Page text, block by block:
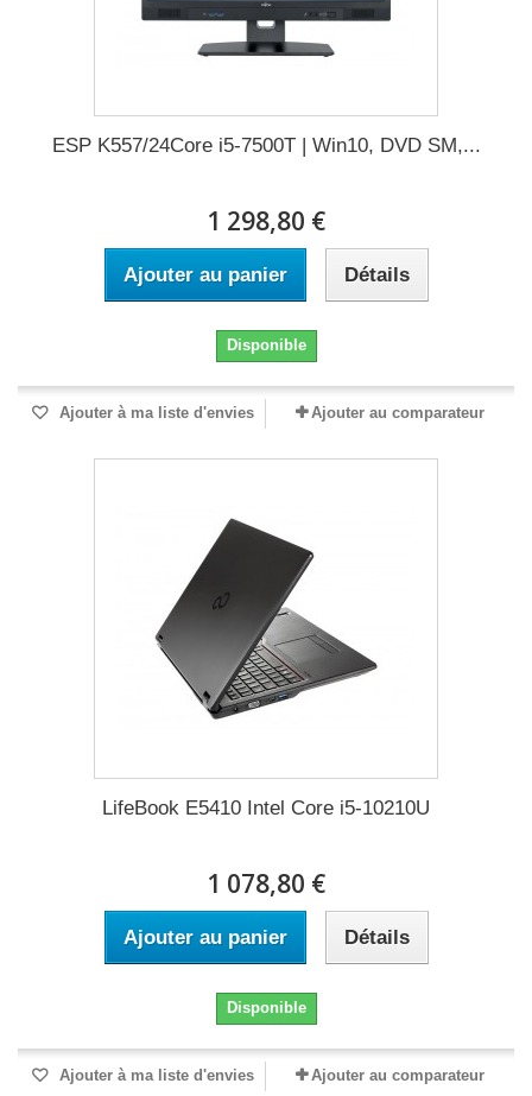
ESP K557/24Core i5-7500T | Win10, DVD SM,...
1 298,80 €
Ajouter au panier Détails
Disponible
Ajouter à ma liste d'envies Ajouter au comparateur
LifeBook E5410 Intel Core i5-10210U
1 078,80 €
Ajouter au panier Détails
Disponible
Ajouter à ma liste d'envies Ajouter au comparateur